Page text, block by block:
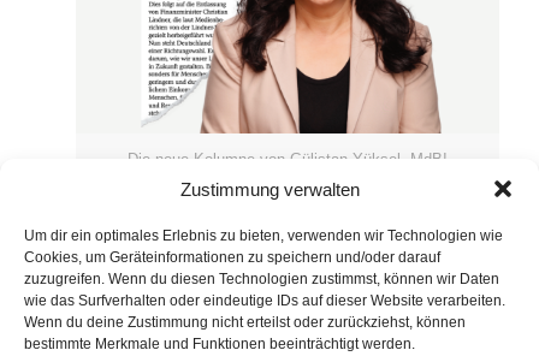
Zustimmung verwalten
Um dir ein optimales Erlebnis zu bieten, verwenden wir Technologien wie
Cookies, um Geräteinformationen zu speichern und/oder darauf
zuzugreifen. Wenn du diesen Technologien zustimmst, können wir Daten
wie das Surfverhalten oder eindeutige IDs auf dieser Website verarbeiten.
Wenn du deine Zustimmung nicht erteilst oder zurückziehst, können
bestimmte Merkmale und Funktionen beeinträchtigt werden.
Die neue Kolumne von Gülistan Yüksel, MdB!
Dezember 2024
MEHR LESEN